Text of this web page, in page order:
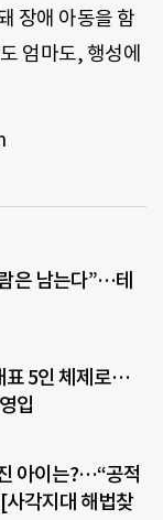
장애 아동을 함
엄마도, 행성에
은 남는다”…테
표 5인 체제로…
입
아이는?…“공적
사각지대 해법찾